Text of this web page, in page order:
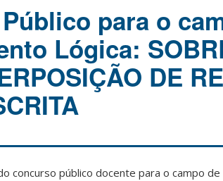
para o
Lógica:
DE
concurso público docente para o campo